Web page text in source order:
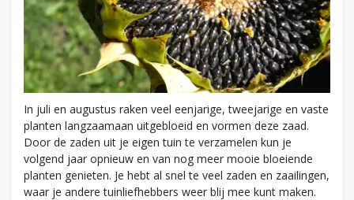
In juli en augustus raken veel eenjarige, tweejarige en vaste
planten langzaamaan uitgebloeid en vormen deze zaad.
Door de zaden uit je eigen tuin te verzamelen kun je
volgend jaar opnieuw en van nog meer mooie bloeiende
planten genieten. Je hebt al snel te veel zaden en zaailingen,
waar je andere tuinliefhebbers weer blij mee kunt maken.